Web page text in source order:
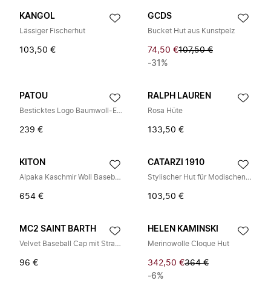
KANGOL
Lässiger Fischerhut
103,50 €
GCDS
Bucket Hut aus Kunstpelz
74,50 €107,50 €
-31%
PATOU
Besticktes Logo Baumwoll-Eimerhut Rosa
239 €
RALPH LAUREN
Rosa Hüte
133,50 €
KITON
Alpaka Kaschmir Woll Baseball Cap
654 €
CATARZI 1910
Stylischer Hut für Modischen Look
103,50 €
MC2 SAINT BARTH
Velvet Baseball Cap mit Strass-Schriftzug
96 €
HELEN KAMINSKI
Merinowolle Cloque Hut
342,50 €364 €
-6%